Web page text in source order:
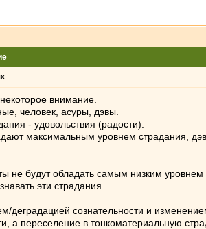
внимание.
человек, асуры, дэвы.
- удовольствия (радости).
максимальным уровнем страдания,
не будут обладать самым низким
эти страдания.
деградацией сознательности и
а переселение в тонкоматериальную